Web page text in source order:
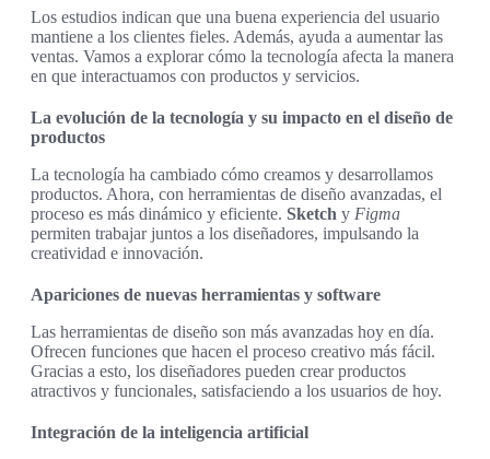
Los estudios indican que una buena experiencia del usuario
mantiene a los clientes fieles. Además, ayuda a aumentar las
ventas. Vamos a explorar cómo la tecnología afecta la manera
en que interactuamos con productos y servicios.
La evolución de la tecnología y su impacto en el diseño de
productos
La tecnología ha cambiado cómo creamos y desarrollamos
productos. Ahora, con herramientas de diseño avanzadas, el
proceso es más dinámico y eficiente. Sketch y Figma
permiten trabajar juntos a los diseñadores, impulsando la
creatividad e innovación.
Apariciones de nuevas herramientas y software
Las herramientas de diseño son más avanzadas hoy en día.
Ofrecen funciones que hacen el proceso creativo más fácil.
Gracias a esto, los diseñadores pueden crear productos
atractivos y funcionales, satisfaciendo a los usuarios de hoy.
Integración de la inteligencia artificial